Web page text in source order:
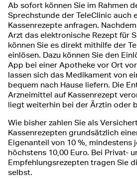
Ab sofort können Sie im Rahmen
Sprechstunde der TeleClinic auch
Kassenrezepte anfragen.
Arzt das elektronische Rezept für
können Sie es direkt mithilfe der
einlösen. Dazu können Sie den
App bei einer Apotheke vor Ort
lassen sich das Medikament von
bequem nach Hause liefern. Die
Arzneimittel auf Kassenrezept
liegt weiterhin bei der Ärztin oder
Wie bisher zahlen Sie als
Kassenrezepten grundsätzlich
Eigenanteil von 10 %, mindestens
höchstens 10,00 Euro. Bei Privat-
Empfehlungsrezepten tragen Sie
selbst.